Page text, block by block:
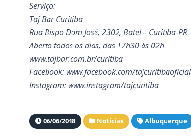
Serviço:
Taj Bar Curitiba
Rua Bispo Dom José, 2302, Batel – Curitiba-PR
Aberto todos os dias, das 17h30 às 02h
www.tajbar.com.br/curitiba
Facebook: www.facebook.com/tajcuritibaoficial
Instagram: www.instagram/tajcuritiba
06/06/2018 Notícias Albuquerque